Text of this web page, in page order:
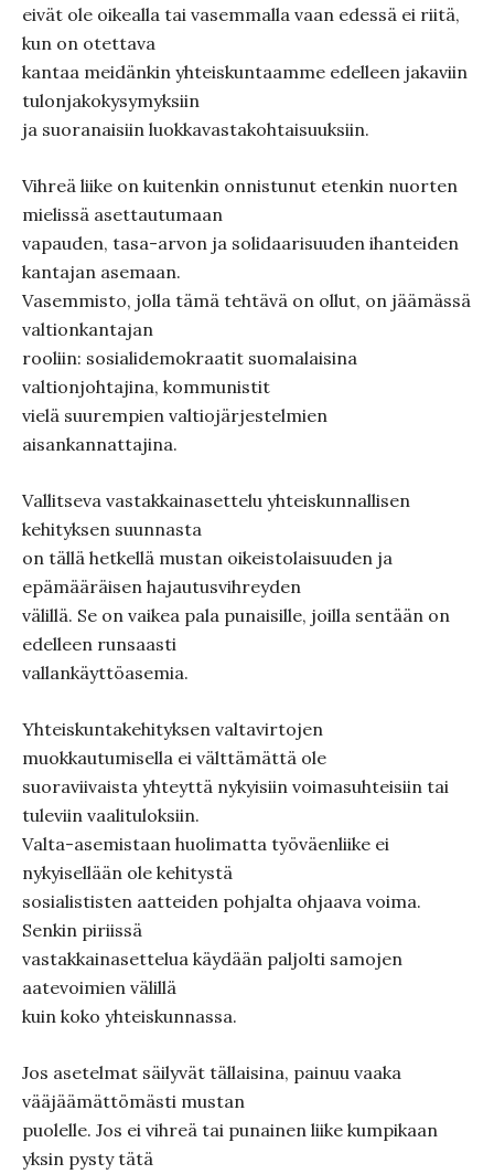
eivät ole oikealla tai vasemmalla vaan edessä ei riitä,
kun on otettava
kantaa meidänkin yhteiskuntaamme edelleen jakaviin
tulonjakokysymyksiin
ja suoranaisiin luokkavastakohtaisuuksiin.
Vihreä liike on kuitenkin onnistunut etenkin nuorten
mielissä asettautumaan
vapauden, tasa-arvon ja solidaarisuuden ihanteiden
kantajan asemaan.
Vasemmisto, jolla tämä tehtävä on ollut, on jäämässä
valtionkantajan
rooliin: sosialidemokraatit suomalaisina
valtionjohtajina, kommunistit
vielä suurempien valtiojärjestelmien
aisankannattajina.
Vallitseva vastakkainasettelu yhteiskunnallisen
kehityksen suunnasta
on tällä hetkellä mustan oikeistolaisuuden ja
epämääräisen hajautusvihreyden
välillä. Se on vaikea pala punaisille, joilla sentään on
edelleen runsaasti
vallankäyttöasemia.
Yhteiskuntakehityksen valtavirtojen
muokkautumisella ei välttämättä ole
suoraviivaista yhteyttä nykyisiin voimasuhteisiin tai
tuleviin vaalituloksiin.
Valta-asemistaan huolimatta työväenliike ei
nykyisellään ole kehitystä
sosialististen aatteiden pohjalta ohjaava voima.
Senkin piriissä
vastakkainasettelua käydään paljolti samojen
aatevoimien välillä
kuin koko yhteiskunnassa.
Jos asetelmat säilyvät tällaisina, painuu vaaka
vääjäämättömästi mustan
puolelle. Jos ei vihreä tai punainen liike kumpikaan
yksin pysty tätä